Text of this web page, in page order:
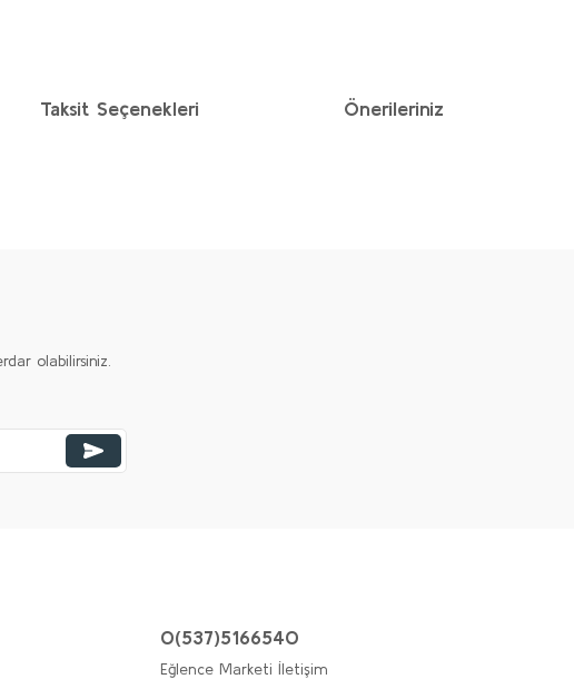
Taksit Seçenekleri Önerileriniz
olabilirsiniz.
0(537)5166540
Eğlence Marketi İletişim